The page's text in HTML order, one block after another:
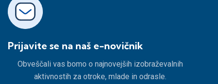
Prijavite se na naš e-novičnik
Obveščali vas bomo o najnovejših izobraževalnih
aktivnostih za otroke, mlade in odrasle.